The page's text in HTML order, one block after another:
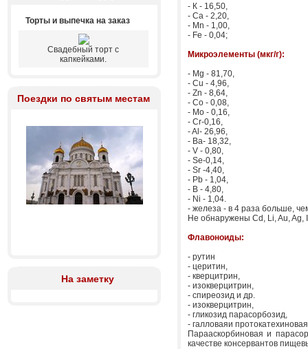
Торты и выпечка на заказ
Свадебный торт с
капкейками.
Поездки по святым местам
На заметку
- К - 16,50,
- Ca - 2,20,
- Mn - 1,00,
- Fe - 0,04;
Микроэлементы (мкг/г):
- Мg - 81,70,
- Cu - 4,96,
- Zn - 8,64,
- Со - 0,08,
- Мо - 0,16,
- Cr-0,16,
- Al- 26,96,
- Ва- 18,32,
- V - 0,80,
- Se-0,14,
- Sr -4,40,
- Pb - 1,04,
- В - 4,80,
- Ni - 1,04.
- железа - в 4 раза больше,
Не обнаружены Cd, Li, Au, Ag,
Флавоноиды:
- рутин
- церитин,
- кверцитрин,
- изокверцитрин,
- спиреозид и др.
- изокверцитрин,
- гликозид парасорбозид,
- галловаяи
Парааскорбиновая и
качестве консервантов